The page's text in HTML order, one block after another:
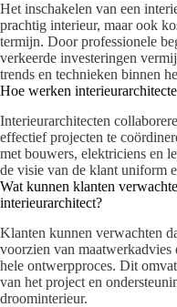
Het inschakelen van een
prachtig interieur, maar ook
termijn. Door professionele
verkeerde investeringen
trends en technieken binnen
Hoe werken
Interieurarchitecten
effectief projecten te
met bouwers, elektriciens en
de visie van de klant uniform
Wat kunnen klanten
interieurarchitect?
Klanten kunnen verwachten
voorzien van maatwerkadvies
hele ontwerpproces. Dit
van het project en
droominterieur.